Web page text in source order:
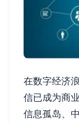
在数字经济
信已成为商
信息孤岛、